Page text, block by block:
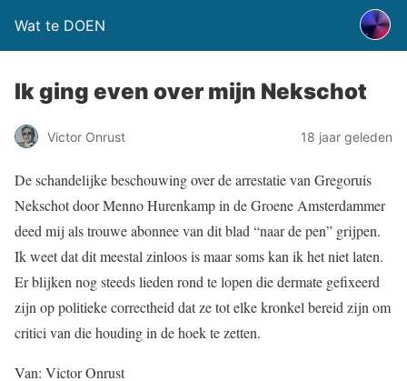
Wat te DOEN
Ik ging even over mijn Nekschot
Victor Onrust 18 jaar geleden
De schandelijke beschouwing over de arrestatie van Gregoruis
Nekschot door Menno Hurenkamp in de Groene Amsterdammer
deed mij als trouwe abonnee van dit blad “naar de pen” grijpen.
Ik weet dat dit meestal zinloos is maar soms kan ik het niet laten.
Er blijken nog steeds lieden rond te lopen die dermate gefixeerd
zijn op politieke correctheid dat ze tot elke kronkel bereid zijn om
critici van die houding in de hoek te zetten.
Van: Victor Onrust